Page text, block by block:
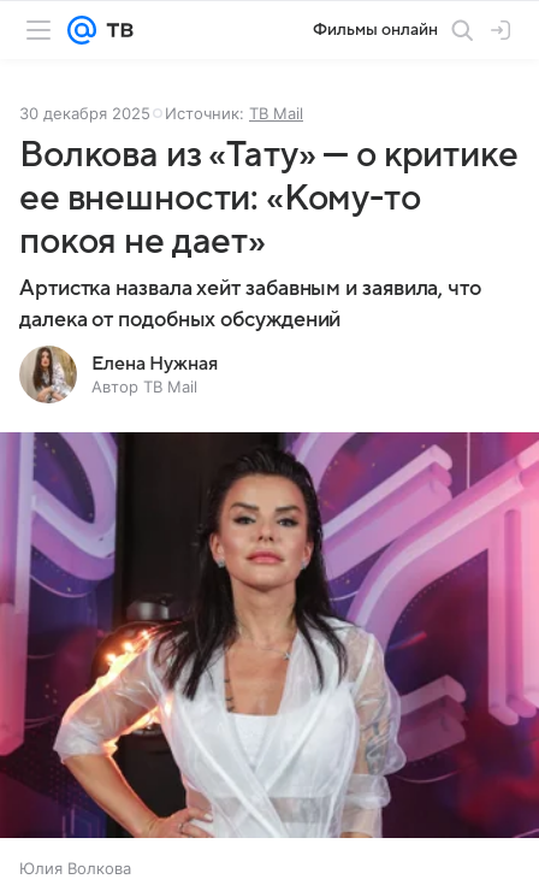
Фильмы онлайн
30 декабря 2025 Источник: ТВ Mail
Волкова из «Тату» — о критике
ее внешности: «Кому-то
покоя не дает»
Артистка назвала хейт забавным и заявила, что
далека от подобных обсуждений
Елена Нужная
Автор ТВ Mail
Юлия Волкова